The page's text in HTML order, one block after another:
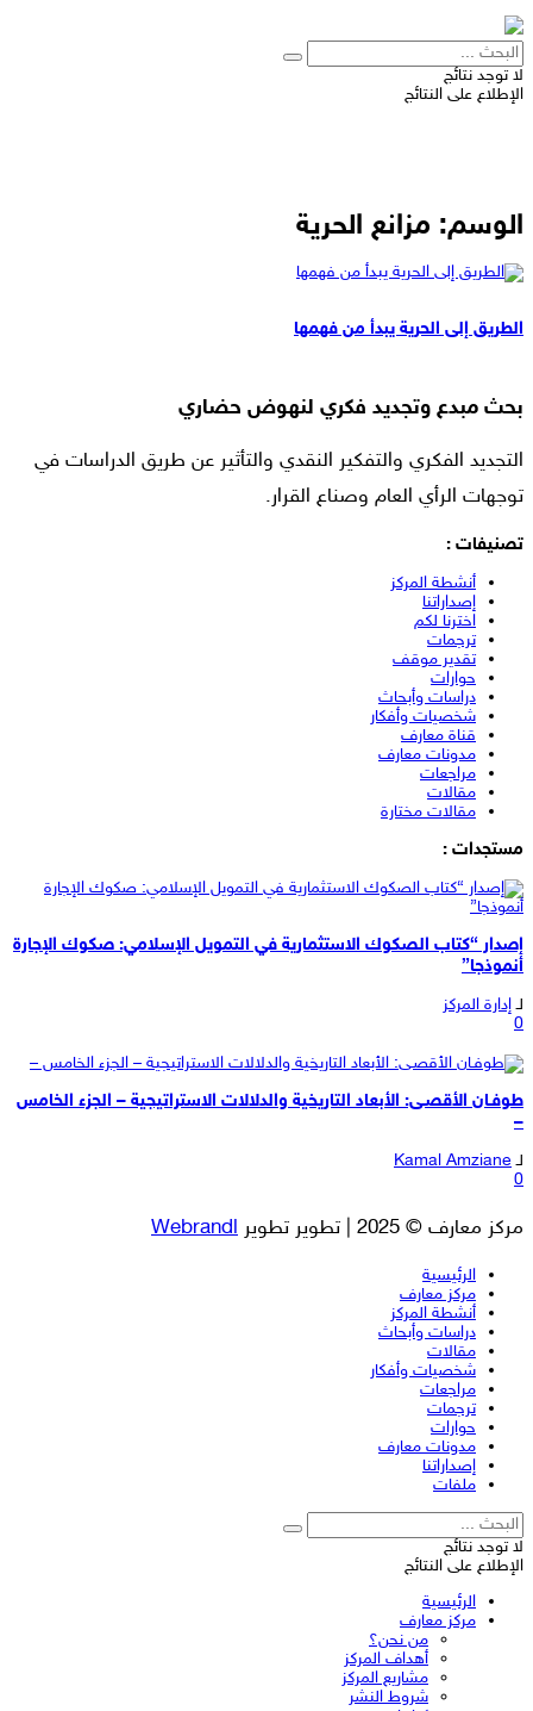
لا توجد نتائج
الإطلاع على النتائج
الوسم: مزانع الحرية
الطريق إلى الحرية يبدأ من فهمها
بحث مبدع وتجديد فكري لنهوض حضاري
التجديد الفكري والتفكير النقدي والتأثير عن طريق الدراسات في
توجهات الرأي العام وصناع القرار.
تصنيفات :
أنشطة المركز
إصداراتنا
اخترنا لكم
ترجمات
تقدير موقف
حوارات
دراسات وأبحاث
شخصيات وأفكار
قناة معارف
مدونات معارف
مراجعات
مقالات
مقالات مختارة
مستجدات :
إصدار “كتاب الصكوك الاستثمارية في التمويل الإسلامي: صكوك الإجارة
أنموذجا”
لـ إدارة المركز
0
طوفـان الأقصـى: الأبعاد التاريخية والدلالات الاستراتيجية – الجزء الخامس
–
لـ Kamal Amziane
0
مركز معارف © 2025 | تطوير تطوير Webrandl
الرئيسية
مركز معارف
أنشطة المركز
دراسات وأبحاث
مقالات
شخصيات وأفكار
مراجعات
ترجمات
حوارات
مدونات معارف
إصداراتنا
ملفات
لا توجد نتائج
الإطلاع على النتائج
الرئيسية
مركز معارف
من نحن؟
أهداف المركز
مشاريع المركز
شروط النشر